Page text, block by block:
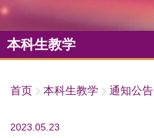
本科生教学
首页 本科生教学 通知公告
2023.05.23